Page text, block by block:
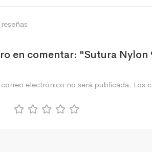
en comentar: "Sutura Nylon
electrónico no será publicada. Los